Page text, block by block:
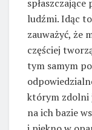
ludźmi. Idąc
zauważyć, że
częściej
tym samym
którym zdolni
na ich bazie